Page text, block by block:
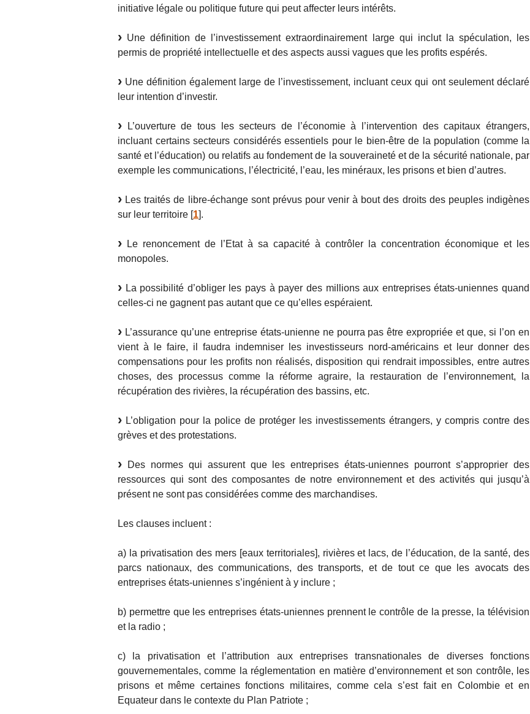
initiative légale ou politique future qui peut affecter leurs intérêts.
Une définition de l’investissement extraordinairement large qui inclut la spéculation, les
permis de propriété intellectuelle et des aspects aussi vagues que les profits espérés.
Une définition également large de l’investissement, incluant ceux qui ont seulement déclaré
leur intention d’investir.
L’ouverture de tous les secteurs de l’économie à l’intervention des capitaux étrangers,
incluant certains secteurs considérés essentiels pour le bien-être de la population (comme la
santé et l’éducation) ou relatifs au fondement de la souveraineté et de la sécurité nationale, par
exemple les communications, l’électricité, l’eau, les minéraux, les prisons et bien d’autres.
Les traités de libre-échange sont prévus pour venir à bout des droits des peuples indigènes
sur leur territoire [1].
Le renoncement de l’Etat à sa capacité à contrôler la concentration économique et les
monopoles.
La possibilité d’obliger les pays à payer des millions aux entreprises états-uniennes quand
celles-ci ne gagnent pas autant que ce qu’elles espéraient.
L’assurance qu’une entreprise états-unienne ne pourra pas être expropriée et que, si l’on en
vient à le faire, il faudra indemniser les investisseurs nord-américains et leur donner des
compensations pour les profits non réalisés, disposition qui rendrait impossibles, entre autres
choses, des processus comme la réforme agraire, la restauration de l’environnement, la
récupération des rivières, la récupération des bassins, etc.
L’obligation pour la police de protéger les investissements étrangers, y compris contre des
grèves et des protestations.
Des normes qui assurent que les entreprises états-uniennes pourront s’approprier des
ressources qui sont des composantes de notre environnement et des activités qui jusqu’à
présent ne sont pas considérées comme des marchandises.
Les clauses incluent :
a) la privatisation des mers [eaux territoriales], rivières et lacs, de l’éducation, de la santé, des
parcs nationaux, des communications, des transports, et de tout ce que les avocats des
entreprises états-uniennes s’ingénient à y inclure ;
b) permettre que les entreprises états-uniennes prennent le contrôle de la presse, la télévision
et la radio ;
c) la privatisation et l’attribution aux entreprises transnationales de diverses fonctions
gouvernementales, comme la réglementation en matière d’environnement et son contrôle, les
prisons et même certaines fonctions militaires, comme cela s’est fait en Colombie et en
Equateur dans le contexte du Plan Patriote ;